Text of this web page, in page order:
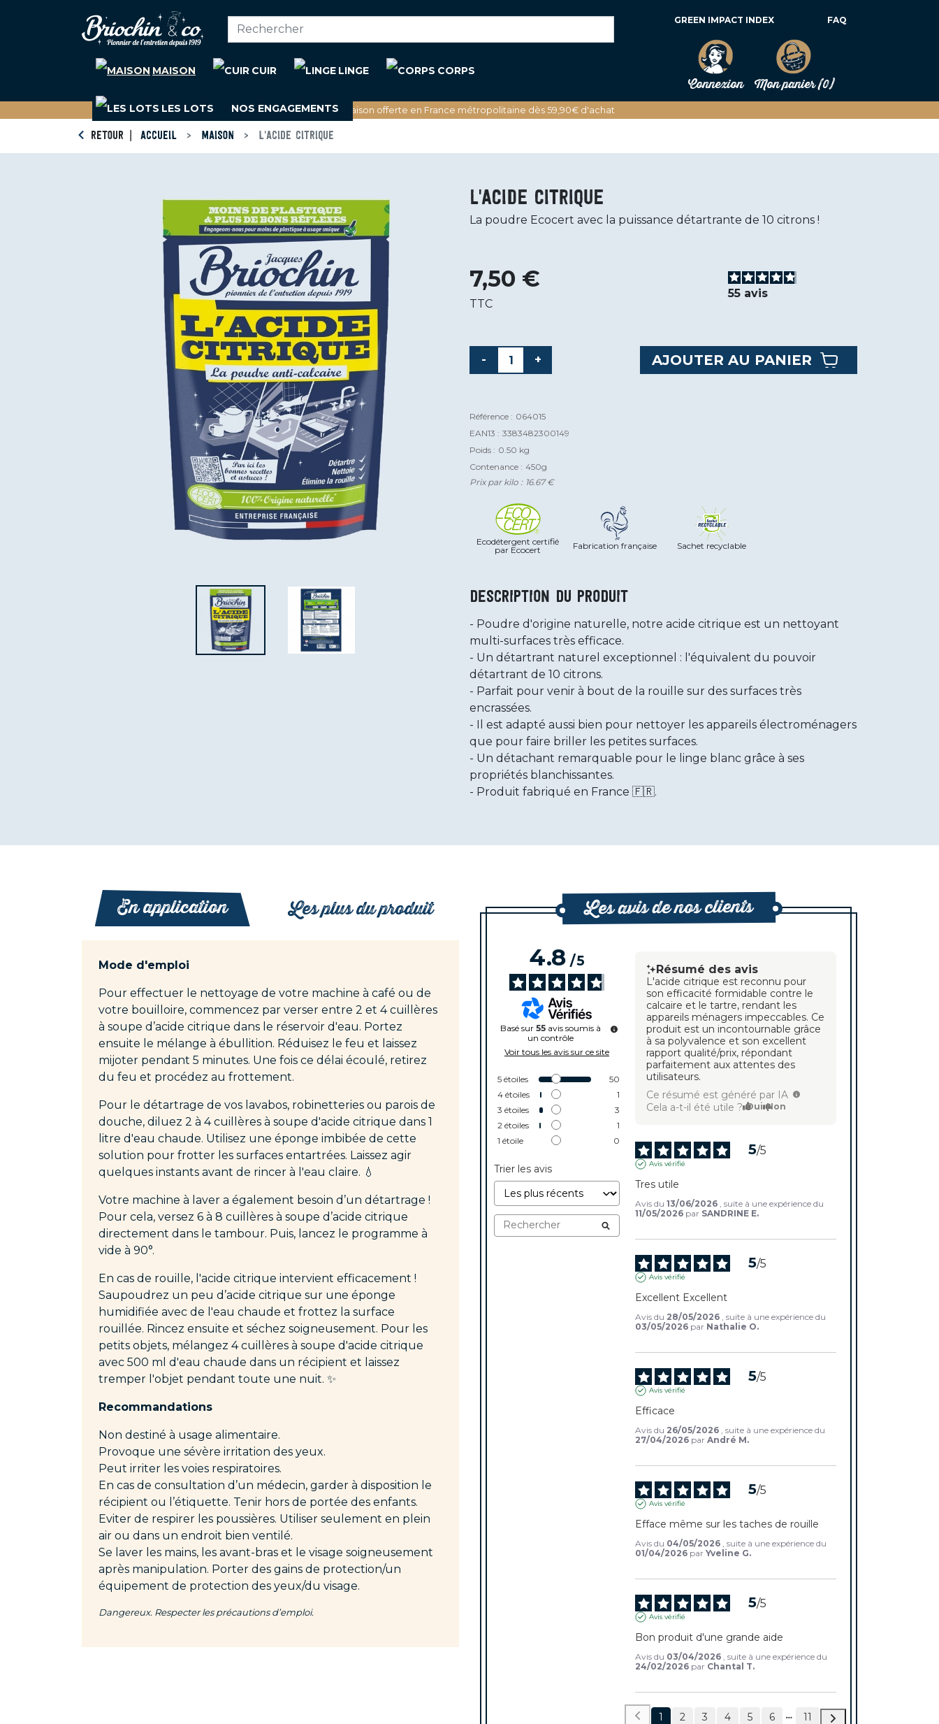
MAISON CUIR LINGE CORPS
LES LOTS NOS ENGAGEMENTS
GREEN IMPACT INDEX FAQ
Connexion Mon panier(0)
🚚 Livraison offerte en France métropolitaine dès 59,90€ d'achat
RETOUR ACCUEIL MAISON L'ACIDE CITRIQUE
L'acide citrique
La poudre Ecocert avec la puissance détartrante de 10 citrons !
7,50 €
TTC
55 avis
- + AJOUTER AU PANIER
Référence : 064015
EAN13 : 3383482300149
Poids : 0.50 kg
Contenance : 450g
Prix par kilo : 16.67 €
Ecodétergent certifié
par Ecocert
Fabrication française Sachet recyclable
Description du produit
Poudre d'origine naturelle, notre acide citrique est un nettoyant
multi-surfaces très efficace.
Un détartrant naturel exceptionnel : l'équivalent du pouvoir
détartrant de 10 citrons.
Parfait pour venir à bout de la rouille sur des surfaces très
encrassées.
Il est adapté aussi bien pour nettoyer les appareils électroménagers
que pour faire briller les petites surfaces.
Un détachant remarquable pour le linge blanc grâce à ses
propriétés blanchissantes.
Produit fabriqué en France 🇫🇷.
En application Les plus du produit
Mode d'emploi
Pour effectuer le nettoyage de votre machine à café ou de
votre bouilloire, commencez par verser entre 2 et 4 cuillères
à soupe d’acide citrique dans le réservoir d'eau. Portez
ensuite le mélange à ébullition. Réduisez le feu et laissez
mijoter pendant 5 minutes. Une fois ce délai écoulé, retirez
du feu et procédez au frottement.
Pour le détartrage de vos lavabos, robinetteries ou parois de
douche, diluez 2 à 4 cuillères à soupe d'acide citrique dans 1
litre d'eau chaude. Utilisez une éponge imbibée de cette
solution pour frotter les surfaces entartrées. Laissez agir
quelques instants avant de rincer à l'eau claire. 💧
Votre machine à laver a également besoin d’un détartrage !
Pour cela, versez 6 à 8 cuillères à soupe d’acide citrique
directement dans le tambour. Puis, lancez le programme à
vide à 90°.
En cas de rouille, l'acide citrique intervient efficacement !
Saupoudrez un peu d’acide citrique sur une éponge
humidifiée avec de l'eau chaude et frottez la surface
rouillée. Rincez ensuite et séchez soigneusement. Pour les
petits objets, mélangez 4 cuillères à soupe d'acide citrique
avec 500 ml d'eau chaude dans un récipient et laissez
tremper l'objet pendant toute une nuit. ✨
Recommandations
Non destiné à usage alimentaire.
Provoque une sévère irritation des yeux.
Peut irriter les voies respiratoires.
En cas de consultation d’un médecin, garder à disposition le
récipient ou l’étiquette. Tenir hors de portée des enfants.
Eviter de respirer les poussières. Utiliser seulement en plein
air ou dans un endroit bien ventilé.
Se laver les mains, les avant-bras et le visage soigneusement
après manipulation. Porter des gains de protection/un
équipement de protection des yeux/du visage.
Dangereux. Respecter les précautions d’emploi.
Les avis de nos clients
4.8/5
Basé sur 55 avis soumis à
un contrôle
Voir tous les avis sur ce site
5 étoiles
50
4 étoiles
1
3 étoiles
3
2 étoiles
1
1 étoile 0
Trier les avis
Résumé des avis
L'acide citrique est reconnu pour
son efficacité formidable contre le
calcaire et le tartre, rendant les
appareils ménagers impeccables. Ce
produit est un incontournable grâce
à sa polyvalence et son excellent
rapport qualité/prix, répondant
parfaitement aux attentes des
utilisateurs.
Ce résumé est généré par IA
Cela a-t-il été utile ? Oui Non
5/5
Avis vérifié
Tres utile
Avis du13/06/2026 , suite à une expérience du
11/05/2026 par SANDRINE E.
5/5
Avis vérifié
Excellent Excellent
Avis du 28/05/2026 , suite à une expérience du
03/05/2026 par Nathalie O.
5/5
Avis vérifié
Efficace
Avis du 26/05/2026 , suite à une expérience du
27/04/2026 parAndré M.
5/5
Avis vérifié
Efface même sur les taches de rouille
Avis du 04/05/2026 , suite à une expérience du
01/04/2026 parYveline G.
5/5
Avis vérifié
Bon produit d'une grande aide
Avis du 03/04/2026 , suite à une expérience du
24/02/2026 par Chantal T.
1 2 3 4 5 6 11